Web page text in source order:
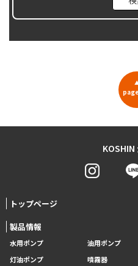
KOSHIN
トップページ
製品情報
水用ポンプ 油用ポンプ
灯油ポンプ
噴霧器